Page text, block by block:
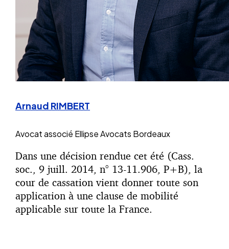
Arnaud RIMBERT
Avocat associé Ellipse Avocats Bordeaux
Dans une décision rendue cet été (Cass.
soc., 9 juill. 2014, n° 13-11.906, P+B), la
cour de cassation vient donner toute son
application à une clause de mobilité
applicable sur toute la France.